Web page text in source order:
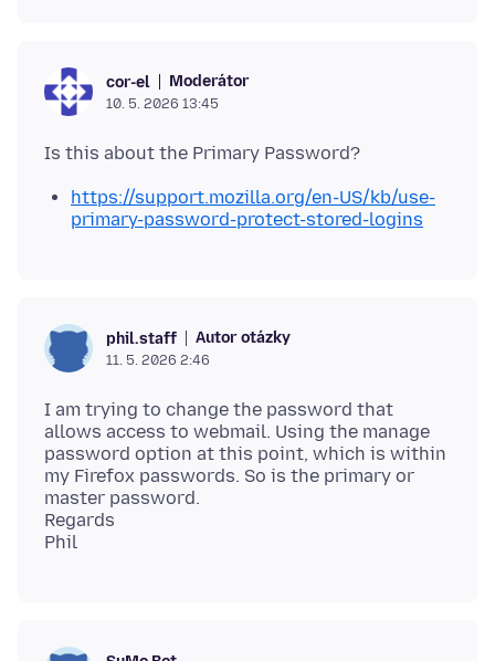
cor-el Moderátor
10. 5. 2026 13:45
https://support.mozilla.org/en-US/kb/use-
primary-password-protect-stored-logins
phil.staff Autor otázky
11. 5. 2026 2:46
I am trying to change the password that
allows access to webmail. Using the manage
password option at this point, which is within
my Firefox passwords. So is the primary or
master password.
Regards